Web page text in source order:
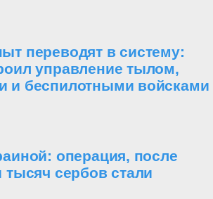
переводят в систему:
управление тылом,
и беспилотными войсками
операция, после
тысяч сербов стали